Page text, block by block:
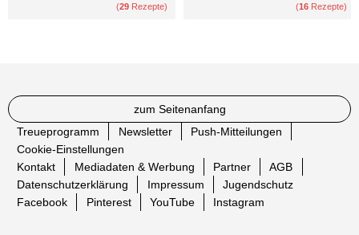
(29 Rezepte) (16 Rezepte)
zum Seitenanfang
Treueprogramm
Newsletter
Push-Mitteilungen
Cookie-Einstellungen
Kontakt
Mediadaten & Werbung Partner
AGB
Datenschutzerklärung
Impressum
Jugendschutz
Facebook
Pinterest YouTube Instagram